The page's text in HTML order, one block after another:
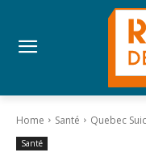
Home Santé Quebec
Santé